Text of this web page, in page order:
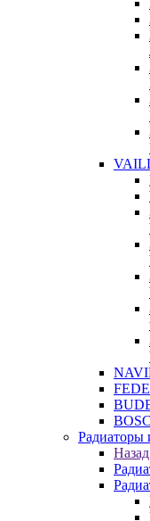
Радиаторы
Назад